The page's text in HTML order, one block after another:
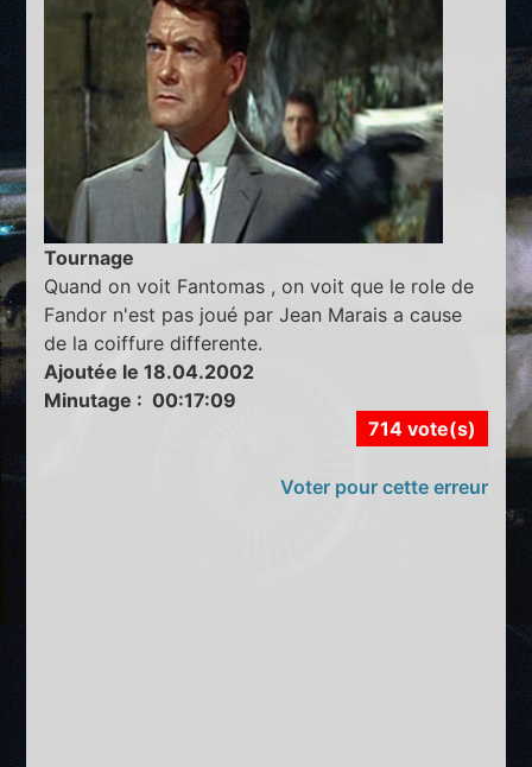
Tournage
Quand on voit Fantomas , on voit que le role de
Fandor n'est pas joué par Jean Marais a cause
de la coiffure differente.
Ajoutée le 18.04.2002
Minutage : 00:17:09
714 vote(s)
Voter pour cette erreur